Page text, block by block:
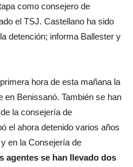
como consejero de
el TSJ. Castellano ha sido
detención; informa Ballester y
hora de esta mañana la
en Benissanó. También se han
la consejería de
el ahora detenido varios años
en la Consejería de
agentes se han llevado dos